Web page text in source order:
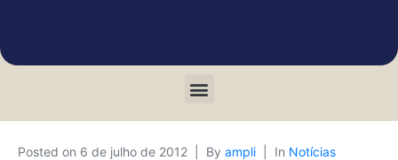
Posted on 6 de julho de 2012 By ampli In Notícias